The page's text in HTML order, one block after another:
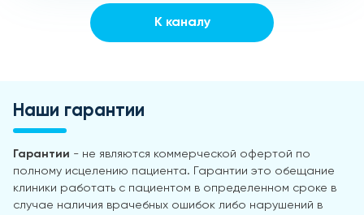
К каналу
Наши гарантии
Гарантии - не являются коммерческой офертой по
полному исцелению пациента. Гарантии это обещание
клиники работать с пациентом в определенном сроке в
случае наличия врачебных ошибок либо нарушений в